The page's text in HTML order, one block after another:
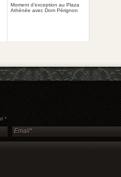
Moment d’exception au Plaza
Athénée avec Dom Pérignon
*